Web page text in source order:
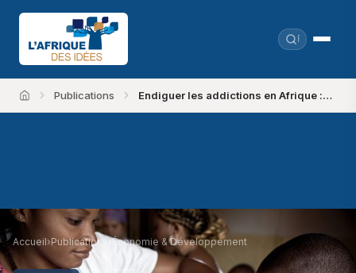
Accueil
Publications Endiguer les addictions en Afrique :…
Accueil›Publications ›Économie & Développement